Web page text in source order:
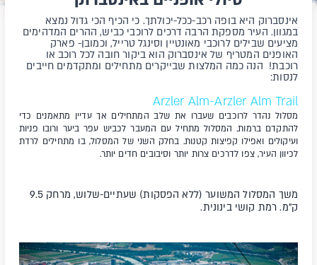
אינסברוק היא בופה רכב-ככל-יכולתך. כי הכיף הכי גדול נמצא
במגוון. העיר מספקת הרבה דרכים לרוכבי כביש, ההרים המדהימים
מציעים שבילים לרוכבי מאונטיין וסינגל טרייל, וכמובן- פארק
האופנים המטריף של אינסברוק הוא ביקור חובה לכל רוכב או
רוכבת! הנה כמה המלצות שבייקרים מתחילים ומתקדמים חייבים
לנסות:
Arzler Alm-Arzler Alm Trail
מסלול נהדר לרוכבים שעברו את שלב המתחילים אך עדיין מתאמנים כדי
להתקדם ברמות. המסלול מתחיל עם המעבר לכביש עפר ביער ורובו פניות
ועיקולים ואפילו קפיצות קטנות. בחלק השני של המסלול, בו מתחילים לרדת
לכיוון העיר, צפו לדרכים צרות יותר וסיבובים חדים יותר.
משך המסלול המשוער (ללא הפסקות) שעתיים-שלוש, מרחק 9.5
ק"מ. רמת קושיבינונית.